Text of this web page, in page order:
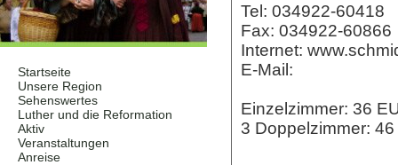
Startseite
Unsere Region
Sehenswertes
Luther und die Reformation
Aktiv
Veranstaltungen
Anreise
Tel: 034922-60418
Fax: 034922-60866
Internet:
E-Mail:
Einzelzimmer: 36
3 Doppelzimmer: